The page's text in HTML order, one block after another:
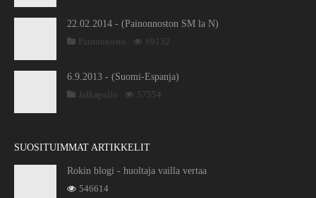
22.02.2014 - (Painonnoston SM la N)
Painonnosto
69132
6.9.2013 - (Suomi-Espanja)
Jalkapallo
57554
SUOSITUIMMAT ARTIKKELIT
Rokin blogi - huoltaja vailla vertaa
546614